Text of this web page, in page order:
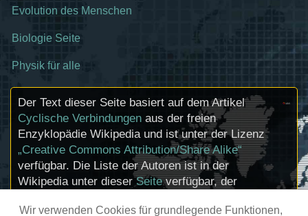
Wir verwenden Cookies für grundlegende Funktionen,
Evolution des Menschen
Biologie Seite
Physik für alle
Der Text dieser Seite basiert auf dem Artikel
Cyclische Verbindungen aus der freien
Enzyklopädie Wikipedia und ist unter der Lizenz
„Creative Commons Attribution/Share Alike“
verfügbar. Die Liste der Autoren ist in der
Wikipedia unter dieserSeiteverfügbar, der
Informationen zu den Urhebern und zum